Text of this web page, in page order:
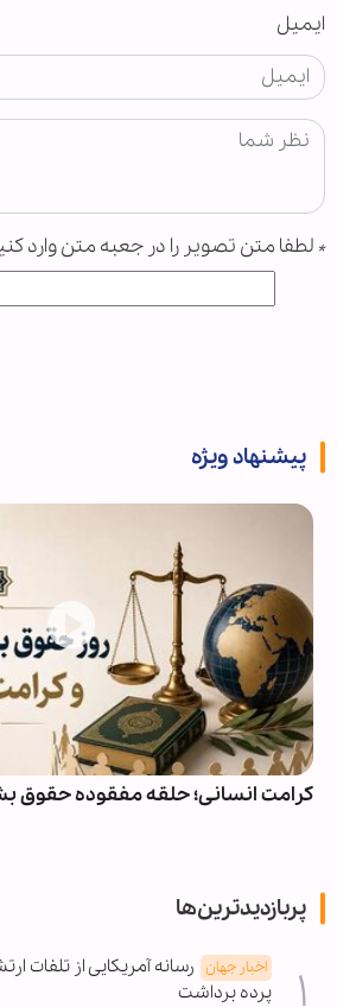
ایمیل
* لطفا متن تصویر را در جعبه متن وارد
پیشنهاد ویژه
کرامت انسانی؛ حلقه مفقوده حقوق
پربازدیدترین‌ها
اخبار جهان رسانه آمریکایی از تلفات
پرده برداشت